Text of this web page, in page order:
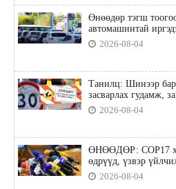
Өнөөдөр тэгш
автомашинтай
2026-08-04
Танилц: Шинээр
засварлах гудамж,
2026-08-04
ӨНӨӨДӨР: COP17
өдрүүд, үзвэр
2026-08-04